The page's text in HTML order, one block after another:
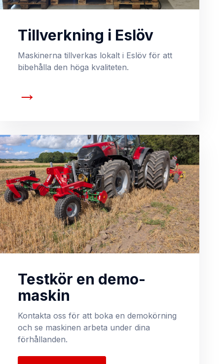
Tillverkning i Eslöv
Maskinerna tillverkas lokalt i Eslöv för att
bibehålla den höga kvaliteten.
→
Testkör en demo-
maskin
Kontakta oss för att boka en demokörning
och se maskinen arbeta under dina
förhållanden.